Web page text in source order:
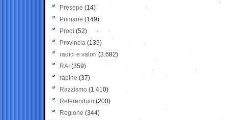
Presepe (14)
Primarie (149)
Prodi (52)
Provincia (139)
radici e valori (3.682)
RAI (359)
rapine (37)
Razzismo (1.410)
Referendum (200)
Regione (344)